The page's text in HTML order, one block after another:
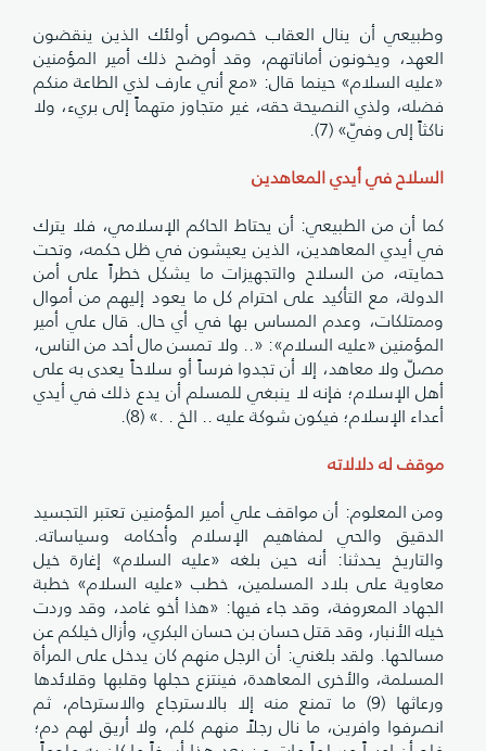
وطبيعي أن ينال العقاب خصوص أولئك الذين ينقضون
العهد، ويخونون أماناتهم، وقد أوضح ذلك أمير المؤمنين
«عليه السلام» حينما قال: «مع أني عارف لذي الطاعة منكم
فضله، ولذي النصيحة حقه، غير متجاوز متهماً إلى بريء، ولا
ناكثاً إلى وفيّ» (7).
السلاح في أيدي المعاهدين
كما أن من الطبيعي: أن يحتاط الحاكم الإسلامي، فلا يترك
في أيدي المعاهدين، الذين يعيشون في ظل حكمه، وتحت
حمايته، من السلاح والتجهيزات ما يشكل خطراً على أمن
الدولة، مع التأكيد على احترام كل ما يعود إليهم من أموال
وممتلكات، وعدم المساس بها في أي حال. قال علي أمير
المؤمنين «عليه السلام»: «.. ولا تمسن مال أحد من الناس،
مصلّ ولا معاهد، إلا أن تجدوا فرساً أو سلاحاً يعدى به على
أهل الإسلام؛ فإنه لا ينبغي للمسلم أن يدع ذلك في أيدي
أعداء الإسلام؛ فيكون شوكة عليه .. الخ . .» (8).
موقف له دلالاته
ومن المعلوم: أن مواقف علي أمير المؤمنين تعتبر التجسيد
الدقيق والحي لمفاهيم الإسلام وأحكامه وسياساته.
والتاريخ يحدثنا: أنه حين بلغه «عليه السلام» إغارة خيل
معاوية على بلاد المسلمين، خطب «عليه السلام» خطبة
الجهاد المعروفة، وقد جاء فيها: «هذا أخو غامد، وقد وردت
خيله الأنبار، وقد قتل حسان بن حسان البكري، وأزال خيلكم عن
مسالحها. ولقد بلغني: أن الرجل منهم كان يدخل على المرأة
المسلمة، والأخرى المعاهدة، فينتزع حجلها وقلبها وقلائدها
ورعاثها (9) ما تمنع منه إلا بالاسترجاع والاسترحام، ثم
انصرفوا وافرين، ما نال رجلاً منهم كلم، ولا أريق لهم دم؛